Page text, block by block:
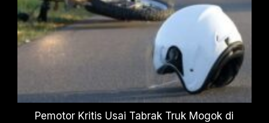
Pemotor Kritis Usai Tabrak Truk Mogok di